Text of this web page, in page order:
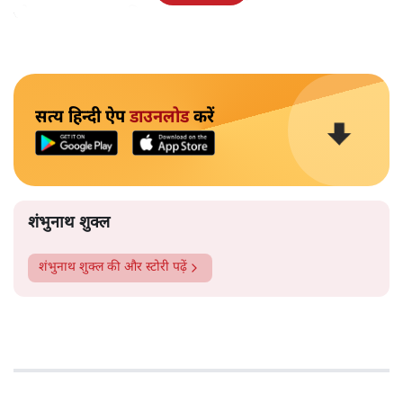
जो आत्म-सम्मान चाहिए था, वह नहीं मिल रहा था।
सत्य हिन्दी ऐपडाउनलोडकरें
शंभुनाथ शुक्ल
शंभुनाथ शुक्लकी और स्टोरी पढ़ें